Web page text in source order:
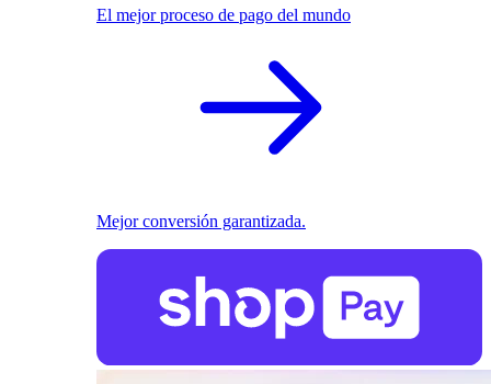
El mejor proceso de pago del mundo
Mejor conversión garantizada.